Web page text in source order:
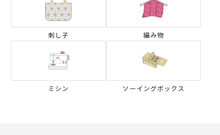
刺し子 編み物
ミシン ソーイングボックス